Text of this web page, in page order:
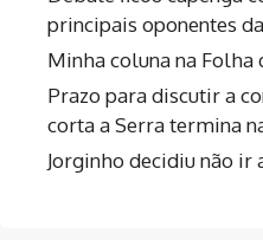
principais oponentes
Minha coluna na Folha
Prazo para discutir a
corta a Serra termina
Jorginho decidiu não